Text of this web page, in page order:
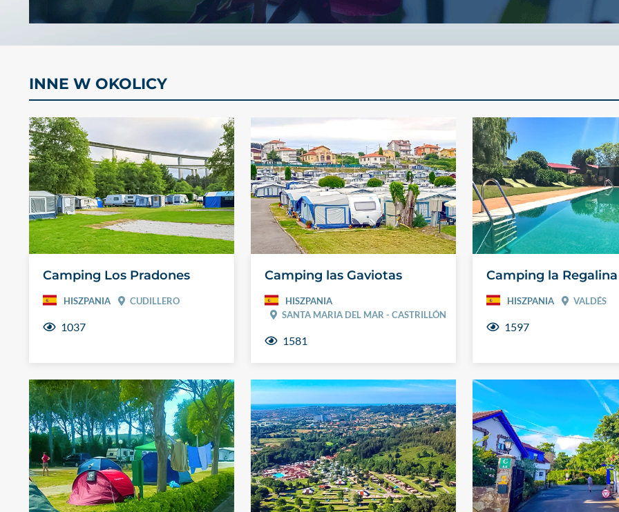
INNE W OKOLICY
Camping Los Pradones
HISZPANIA CUDILLERO
1037
Camping las Gaviotas
HISZPANIA
SANTA MARIA DEL MAR - CASTRILLÓN
1581
Camping la Regalina
HISZPANIA VALDÉS
1597